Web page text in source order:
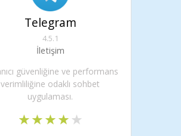
Telegram
4.5.1
İletişim
güvenliğine ve performans
verimliliğine odaklı sohbet
uygulaması.